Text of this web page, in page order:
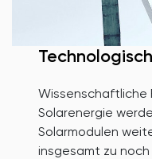
Wissenschaftliche
Solarenergie
Solarmodulen
insgesamt zu